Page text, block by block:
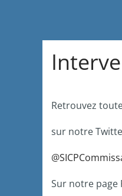
Retrouvez
sur notre
Sur notre page